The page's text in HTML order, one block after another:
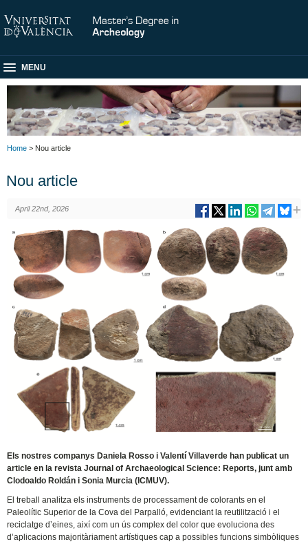
MENU
Home > Nou article
Nou article
April 22nd, 2026
Els nostres companys Daniela Rosso i Valentí Villaverde han publicat un
article en la revista Journal of Archaeological Science: Reports, junt amb
Clodoaldo Roldán i Sonia Murcia (ICMUV).
El treball analitza els instruments de processament de colorants en el
Paleolític Superior de la Cova del Parpalló, evidenciant la reutilització i el
reciclatge d’eines, així com un ús complex del color que evoluciona des
d’aplicacions majoritàriament artístiques cap a possibles funcions simbòliques